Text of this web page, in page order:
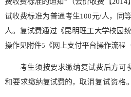
试收费标准为普通考生100元/人，同
人。复试费通过《昆明理工大学校园
操作见附件5 《网上支付平台操作流程
考生须按要求缴纳复试费后方可
和要求缴纳复试费的， 取消复试资格。